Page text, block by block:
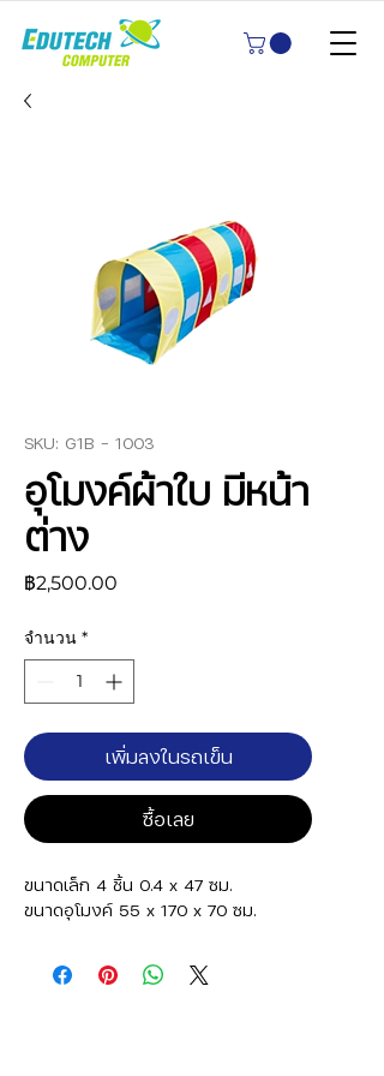
SKU: G1B - 1003
อุโมงค์ผ้าใบ มีหน้า
ต่าง
฿2,500.00
จำนวน *
เพิ่มลงในรถเข็น
ซื้อเลย
ขนาดเล็ก 4 ชิ้น 0.4 x 47 ซม.
ขนาดอุโมงค์ 55 x 170 x 70 ซม.